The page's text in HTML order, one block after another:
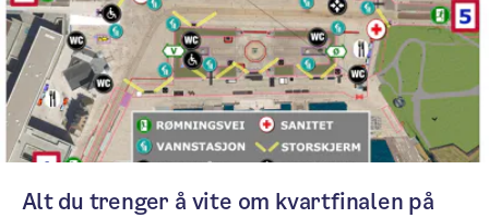
Alt du trenger å vite om kvartfinalen på